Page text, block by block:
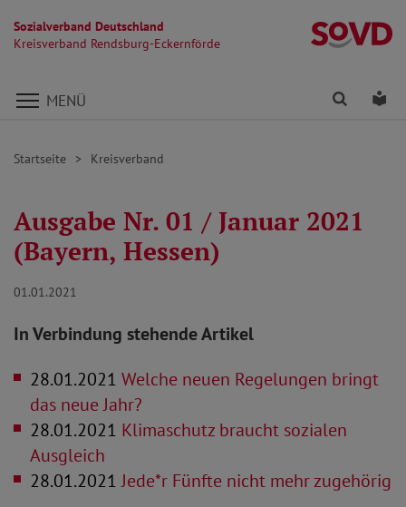
Sozialverband Deutschland
Kreisverband Rendsburg-Eckernförde
Direkt zu den Inhalten springen
MENÜ Finden
Startseite Kreisverband
Ausgabe Nr. 01 / Januar 2021
(Bayern, Hessen)
01.01.2021
In Verbindung stehende Artikel
28.01.2021 Welche neuen Regelungen bringt
das neue Jahr?
28.01.2021 Klimaschutz braucht sozialen
Ausgleich
28.01.2021Jede*r Fünfte nicht mehr zugehörig